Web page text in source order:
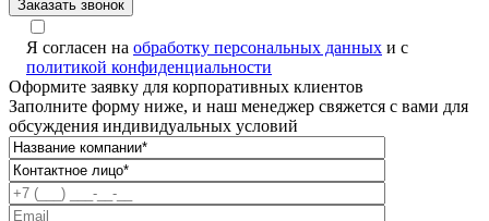
Я согласен на обработку персональных данных и с
политикой конфиденциальности
Оформите заявку для корпоративных клиентов
Заполните форму ниже, и наш менеджер свяжется с вами для
обсуждения индивидуальных условий